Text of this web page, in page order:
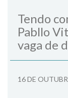
Tendo
Pabllo
vaga de
16 DE